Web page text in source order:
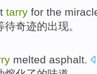
tarry for the
待奇迹的出现。
melted asphalt.